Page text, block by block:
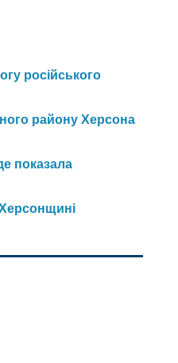
російського
району Херсона
показала